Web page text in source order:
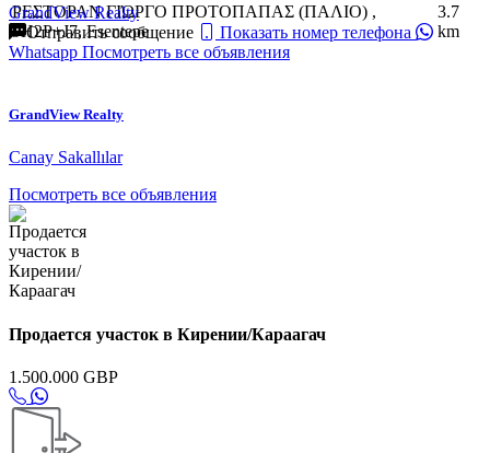
ΡΕΣΤΟΡΑΝ ΓΙΏΡΓΟ ΠΡΟΤΟΠΑΠΑΣ (ΠΑΛΙΟ) ,
9H2P+J7, Esentepe
3.7
km
GrandView Realty
Отправить сообщение
Показать номер телефона
Whatsapp Посмотреть все объявления
GrandView Realty
Canay Sakallılar
Посмотреть все объявления
Продается участок в Кирении/Караагач
1.500.000 GBP